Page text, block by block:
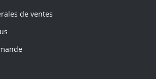
de ventes